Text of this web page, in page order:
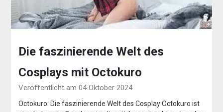
Die faszinierende Welt des
Cosplays mit Octokuro
Veröffentlicht am 04 Oktober 2024
Octokuro: Die faszinierende Welt des Cosplay Octokuro ist